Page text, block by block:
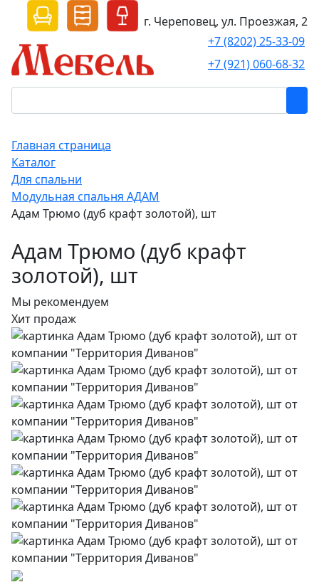
г. Череповец, ул. Проезжая, 2
+7 (8202) 25-33-09
+7 (921) 060-68-32
Главная страница
Каталог
Для спальни
Модульная спальня АДАМ
Адам Трюмо (дуб крафт золотой), шт
Адам Трюмо (дуб крафт
золотой), шт
Мы рекомендуем
Хит продаж